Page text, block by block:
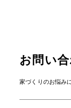
お問い
家づくりのお悩み